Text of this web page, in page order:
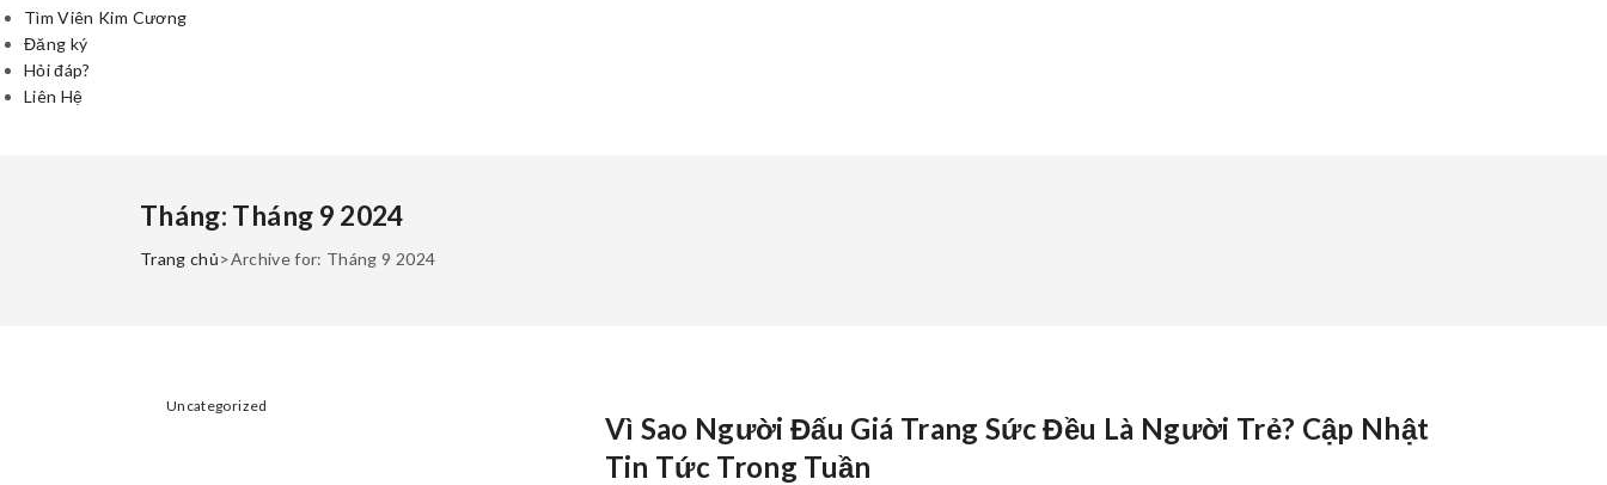
Tìm Viên Kim Cương
Đăng ký
Hỏi đáp?
Liên Hệ
Tháng: Tháng 9 2024
Trang chủ>Archive for: Tháng 9 2024
Uncategorized
Vì Sao Người Đấu Giá Trang Sức Đều Là Người Trẻ? Cập Nhật
Tin Tức Trong Tuần